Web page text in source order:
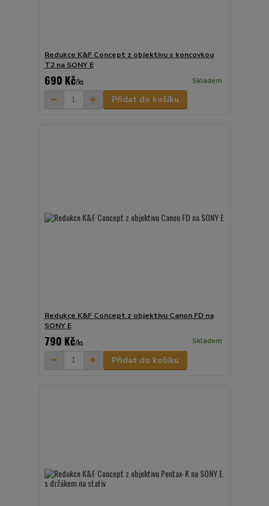
Redukce K&F Concept z objektivu s koncovkou
T2 na SONY E
690 Kč/ks Skladem
Přidat do košíku
Redukce K&F Concept z objektivu Canon FD na
SONY E
790 Kč/ks Skladem
Přidat do košíku